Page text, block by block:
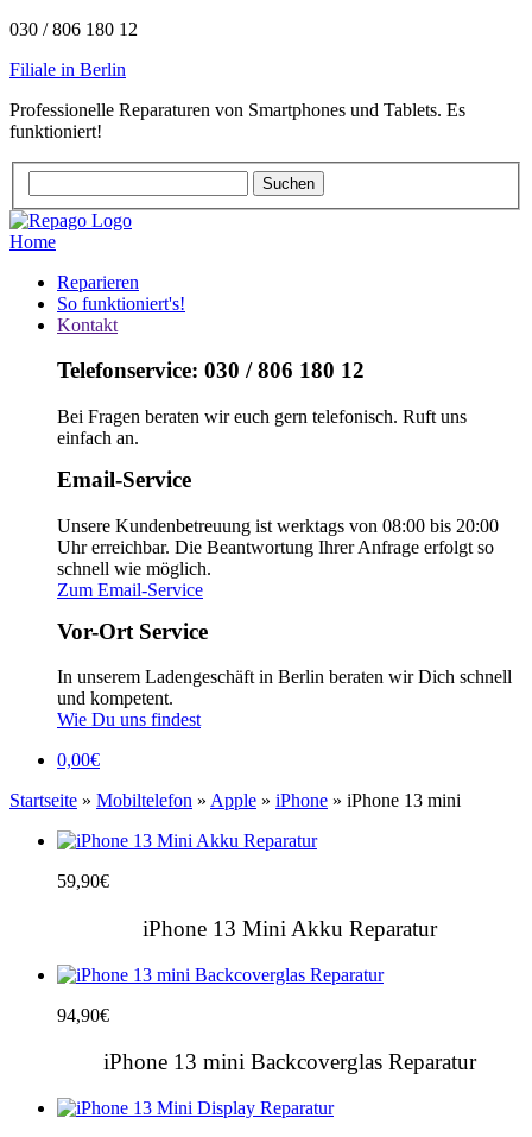
030 / 806 180 12
Filiale in Berlin
Professionelle Reparaturen von Smartphones und Tablets. Es
funktioniert!
Home
Reparieren
So funktioniert's!
Kontakt
Telefonservice: 030 / 806 180 12
Bei Fragen beraten wir euch gern telefonisch. Ruft uns
einfach an.
Email-Service
Unsere Kundenbetreuung ist werktags von 08:00 bis 20:00
Uhr erreichbar. Die Beantwortung Ihrer Anfrage erfolgt so
schnell wie möglich.
Zum Email-Service
Vor-Ort Service
In unserem Ladengeschäft in Berlin beraten wir Dich schnell
und kompetent.
Wie Du uns findest
0,00€
Startseite » Mobiltelefon » Apple » iPhone » iPhone 13 mini
59,90€
iPhone 13 Mini Akku Reparatur
94,90€
iPhone 13 mini Backcoverglas Reparatur